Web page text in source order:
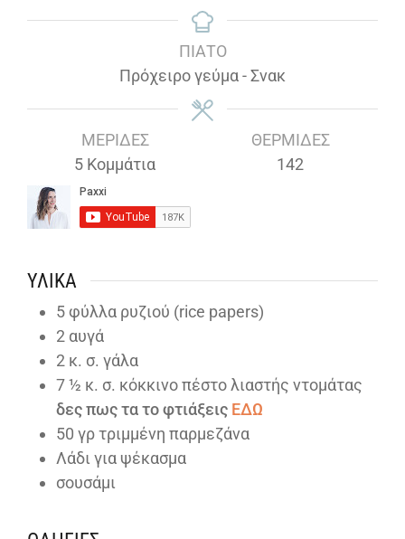
ΠΙΆΤΟ
Πρόχειρο γεύμα - Σνακ
ΜΕΡΊΔΕΣ
5 Κομμάτια
ΘΕΡΜΊΔΕΣ
142
ΥΛΙΚΆ
5φύλλα ρυζιού (rice papers)
2 αυγά
2 κ. σ. γάλα
7 ½ κ. σ. κόκκινο πέστο λιαστής ντομάτας
δες πως τα το φτιάξεις ΕΔΩ
50 γρ τριμμένη παρμεζάνα
Λάδι για ψέκασμα
σουσάμι